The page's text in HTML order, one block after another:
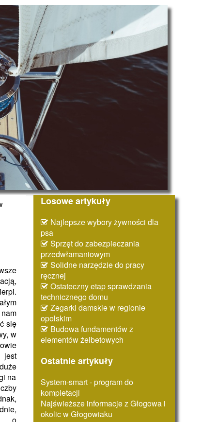
się
w
na
Losowe artykuły
Najlepsze wybory żywności dla
psa
Sprzęt do zabezpieczania
przedwłamaniowym
Solidne narzędzie do pracy
ręcznej
Ostateczny etap sprawdzania
technicznego domu
Zegarki damskie w regionie
opolskim
Budowa fundamentów z
elementów żelbetowych
Ostatnie artykuły
System-smart - program do
kompletacji
Najświeższe informacje z Głogowa i
okolic w Głogowiaku